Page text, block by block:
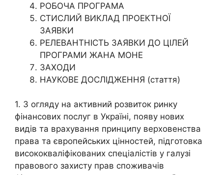
РОБОЧА ПРОГРАМА
СТИСЛИЙ ВИКЛАД ПРОЕКТНОЇ
ЗАЯВКИ
РЕЛЕВАНТНІСТЬ ЗАЯВКИ ДО ЦІЛЕЙ
ПРОГРАМИ ЖАНА МОНЕ
ЗАХОДИ
НАУКОВЕ ДОСЛІДЖЕННЯ (стаття)
1. З огляду на активний розвиток ринку
фінансових послуг в Україні, появу нових
видів та врахування принципу верховенства
права та європейських цінностей, підготовка
висококваліфікованих спеціалістів у галузі
правового захисту прав споживачів